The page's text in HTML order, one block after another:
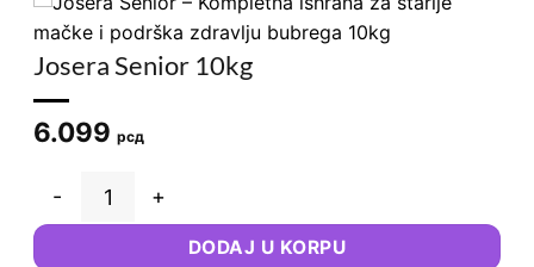
Josera Senior 10kg
6.099 рсд
Josera Senior 10kg количина
DODAJ U KORPU